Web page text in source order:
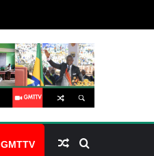
GMTTV Article Aléatoire